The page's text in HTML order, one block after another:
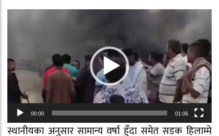
00:00 01:06
स्थानीयका अनुसार सामान्य वर्षा हुँदा समेत सडक हिलाम्मे